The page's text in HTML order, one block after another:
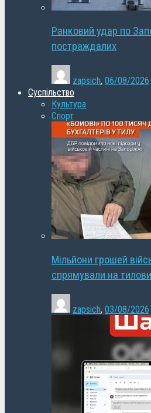
Ранковий удар по
постраждалих
zapsich, 06/08/2026
Суспільство
Культура
Спорт
Мільйони грошей
спрямували на
zapsich, 03/08/2026